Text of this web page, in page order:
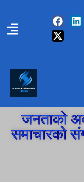
जनताको
समाचारको